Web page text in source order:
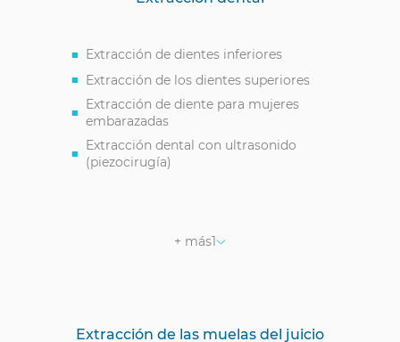
Extracción de dientes inferiores
Extracción de los dientes superiores
Extracción de diente para mujeres
embarazadas
Extracción dental con ultrasonido
(piezocirugía)
+ más1
Extracción de las muelas del juicio